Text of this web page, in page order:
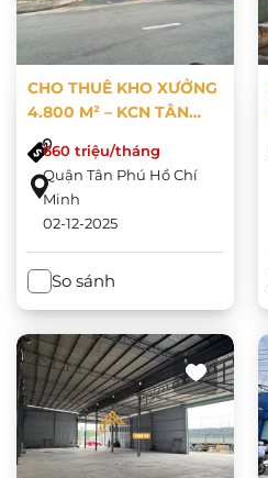
CHO THUÊ KHO XƯỞNG
4.800 M² – KCN TÂN
BÌNH, TÂN PHÚ, TP.HCM
660 triệu/tháng
Quận Tân Phú Hồ Chí
Minh
02-12-2025
So sánh